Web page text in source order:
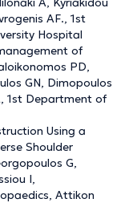
AF., 1st
Hospital
of
PD,
GN, Dimopoulos
1st Department of
Using a
Shoulder
G,
I,
Attikon